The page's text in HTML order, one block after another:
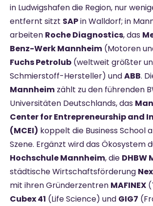
in Ludwigshafen die Region, nur
entfernt sitzt SAPin Walldorf; in
arbeiten Roche Diagnostics, das
Benz-Werk Mannheim (Motoren
Fuchs Petrolub (weltweit größter
Schmierstoff-Hersteller) undABB.
Mannheim zählt zu den führenden
Universitäten Deutschlands, das
Center for Entrepreneurship and
(MCEI) koppelt die Business School
Szene. Ergänzt wird das Ökosystem
Hochschule Mannheim, die DHBW
städtische Wirtschaftsförderung
mit ihren Gründerzentren MAFINEX
Cubex 41 (Life Science) und GIG7